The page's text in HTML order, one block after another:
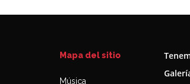
Mapa del sitio
Música